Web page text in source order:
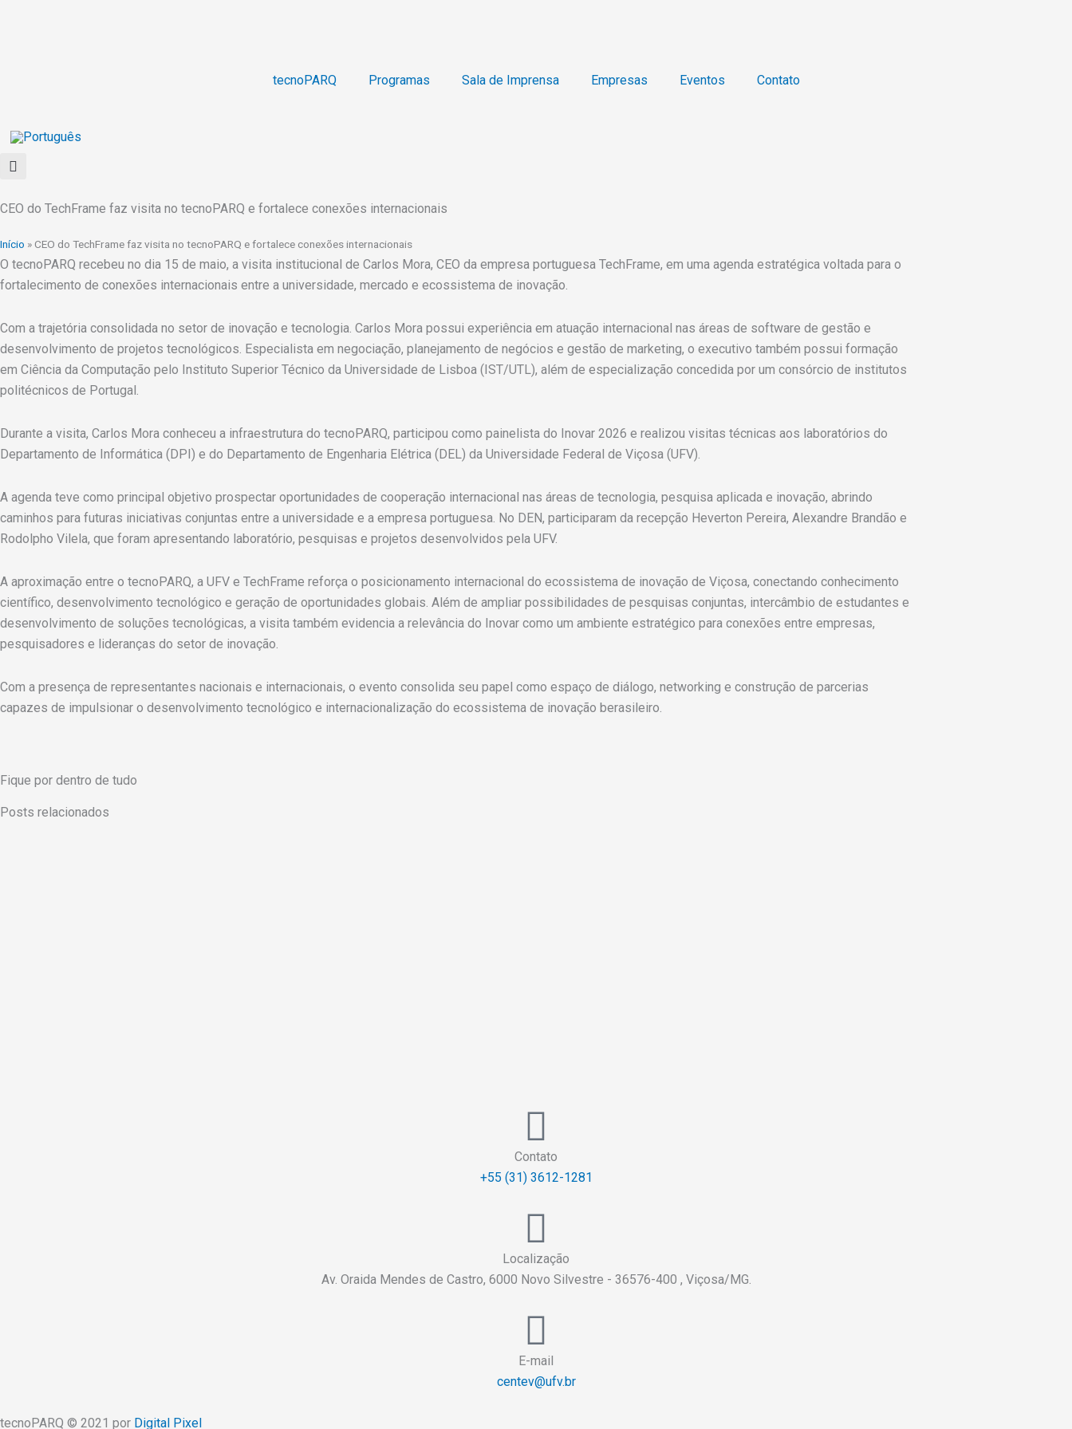
tecnoPARQ Programas Sala de Imprensa Empresas Eventos Contato
CEO do TechFrame faz visita no tecnoPARQ e fortalece conexões internacionais
Início » CEO do TechFrame faz visita no tecnoPARQ e fortalece conexões internacionais
O tecnoPARQ recebeu no dia 15 de maio, a visita institucional de Carlos Mora, CEO da empresa portuguesa TechFrame, em uma agenda estratégica voltada para o
fortalecimento de conexões internacionais entre a universidade, mercado e ecossistema de inovação.
Com a trajetória consolidada no setor de inovação e tecnologia. Carlos Mora possui experiência em atuação internacional nas áreas de software de gestão e
desenvolvimento de projetos tecnológicos. Especialista em negociação, planejamento de negócios e gestão de marketing, o executivo também possui formação
em Ciência da Computação pelo Instituto Superior Técnico da Universidade de Lisboa (IST/UTL), além de especialização concedida por um consórcio de institutos
politécnicos de Portugal.
Durante a visita, Carlos Mora conheceu a infraestrutura do tecnoPARQ, participou como painelista do Inovar 2026 e realizou visitas técnicas aos laboratórios do
Departamento de Informática (DPI) e do Departamento de Engenharia Elétrica (DEL) da Universidade Federal de Viçosa (UFV).
A agenda teve como principal objetivo prospectar oportunidades de cooperação internacional nas áreas de tecnologia, pesquisa aplicada e inovação, abrindo
caminhos para futuras iniciativas conjuntas entre a universidade e a empresa portuguesa. No DEN, participaram da recepção Heverton Pereira, Alexandre Brandão e
Rodolpho Vilela, que foram apresentando laboratório, pesquisas e projetos desenvolvidos pela UFV.
A aproximação entre o tecnoPARQ, a UFV e TechFrame reforça o posicionamento internacional do ecossistema de inovação de Viçosa, conectando conhecimento
científico, desenvolvimento tecnológico e geração de oportunidades globais. Além de ampliar possibilidades de pesquisas conjuntas, intercâmbio de estudantes e
desenvolvimento de soluções tecnológicas, a visita também evidencia a relevância do Inovar como um ambiente estratégico para conexões entre empresas,
pesquisadores e lideranças do setor de inovação.
Com a presença de representantes nacionais e internacionais, o evento consolida seu papel como espaço de diálogo, networking e construção de parcerias
capazes de impulsionar o desenvolvimento tecnológico e internacionalização do ecossistema de inovação berasileiro.
Fique por dentro de tudo
Posts relacionados
Contato
+55 (31) 3612-1281
Localização
Av. Oraida Mendes de Castro, 6000 Novo Silvestre - 36576-400 , Viçosa/MG.
E-mail
centev@ufv.br
tecnoPARQ © 2021 por Digital Pixel